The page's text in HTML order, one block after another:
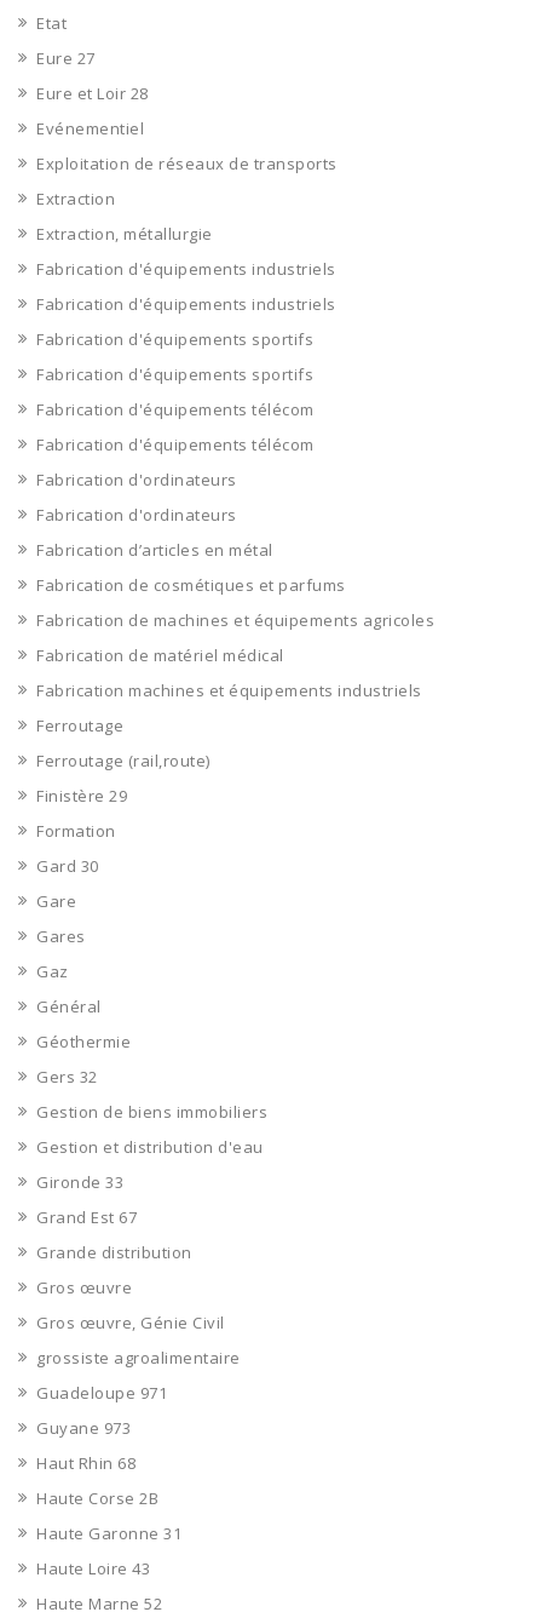
Etat
Eure 27
Eure et Loir 28
Evénementiel
Exploitation de réseaux de transports
Extraction
Extraction, métallurgie
Fabrication d'équipements industriels
Fabrication d'équipements industriels
Fabrication d'équipements sportifs
Fabrication d'équipements sportifs
Fabrication d'équipements télécom
Fabrication d'équipements télécom
Fabrication d'ordinateurs
Fabrication d'ordinateurs
Fabrication d’articles en métal
Fabrication de cosmétiques et parfums
Fabrication de machines et équipements agricoles
Fabrication de matériel médical
Fabrication machines et équipements industriels
Ferroutage
Ferroutage (rail,route)
Finistère 29
Formation
Gard 30
Gare
Gares
Gaz
Général
Géothermie
Gers 32
Gestion de biens immobiliers
Gestion et distribution d'eau
Gironde 33
Grand Est 67
Grande distribution
Gros œuvre
Gros œuvre, Génie Civil
grossiste agroalimentaire
Guadeloupe 971
Guyane 973
Haut Rhin 68
Haute Corse 2B
Haute Garonne 31
Haute Loire 43
Haute Marne 52